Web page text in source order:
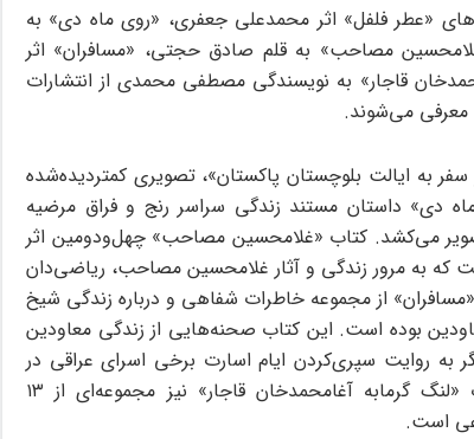
«عطر فلفل» اثر محمدعلی جعفری، «روی ماه دی» به
مصاحب» به قلم صادق حجتی، «مسافران» اثر
قاجار» به نویسندگی مصطفی محمدی از انتشارات
معرفی می‌شوند.
سفر به ایالت بلوچستان پاکستان»، تصویری کمتردیده‌شده
دی» داستان مستند زندگی سراسر رنج و فراق مرضیه
می‌کشد. کتاب «غلامحسین مصاحب» چهل‌ودومین اثر
به مرور زندگی و آثار غلامحسین مصاحب، ریاضی‌دان
از مجموعه خاطرات شفاهی و درباره زندگی شیخ
بوده است. این کتاب صحنه‌هایی از زندگی معاودین
به روایت سپری‌کردن ایام اسارت برخی اسرای عراقی در
قرارگاه خاتم‌الانبیا می‌پردازد. کتاب «لنگ گرمابه آغامحمدخان قاجار» نیز مجموعه‌ای از ۱۳
است.